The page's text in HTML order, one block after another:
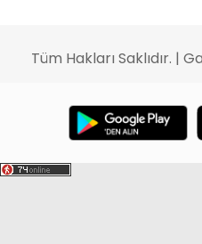
Tüm Hakları Saklıdır. |